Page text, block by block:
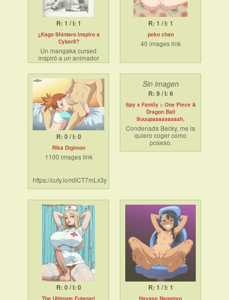
R: 1 / I: 1
¿Kago Shintaro inspiro a
Cyber8?
Un mangaka cursed
inspiró a un animador
CGI irónico cursed. Es
algo tan… Especial.
R: 1 / I: 1
peko chan
40 images link
R: 0 / I: 0
Rika Digimon
1100 images link
https://cuty.io/rdICT7mLx3y
Sin imagen
R: 9 / I: 6
Spy x Family > One Piece &
Dragon Ball
Suuupaaaaaaaaah.
Condenada Becky, me la
quiero coger como
poseso.
R: 0 / I: 0 R: 1 / I: 1